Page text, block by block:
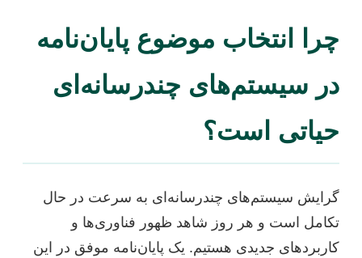
چرا انتخاب موضوع پایان‌نامه
در سیستم‌های چندرسانه‌ای
حیاتی است؟
گرایش سیستم‌های چندرسانه‌ای به سرعت در حال
تکامل است و هر روز شاهد ظهور فناوری‌ها و
کاربردهای جدیدی هستیم. یک پایان‌نامه موفق در این